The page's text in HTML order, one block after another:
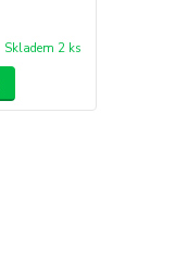
Skladem 2 ks